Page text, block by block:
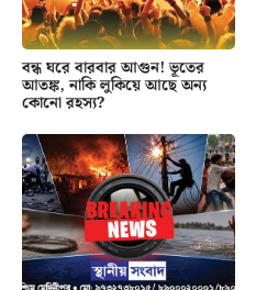
বন্ধ ঘরে বারবার আগুন! ভূতের
আতঙ্ক, নাকি লুকিয়ে আছে অন্য
কোনো রহস্য?